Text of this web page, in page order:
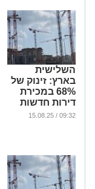
השלישית
בארץ: זינוק של
68% במכירת
דירות חדשות
באשדוד
09:32 / 15.08.25